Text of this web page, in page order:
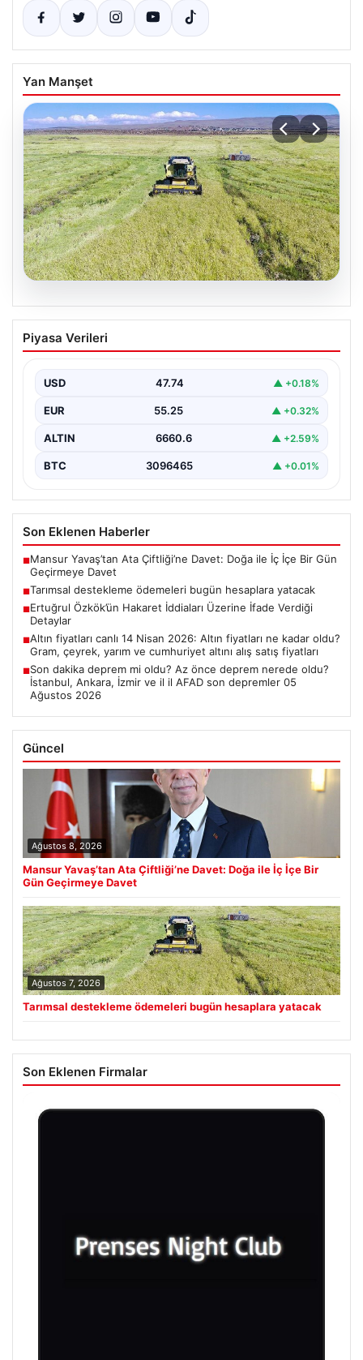
Yan Manşet
07.08.2026
Tarımsal destekleme ödemeleri bugün
hesaplara yatacak
Piyasa Verileri
USD 47.74 ▲ +0.18%
EUR 55.25 ▲ +0.32%
ALTIN 6660.6 ▲ +2.59%
BTC 3096465 ▲ +0.01%
Son Eklenen Haberler
■Mansur Yavaş’tan Ata Çiftliği’ne Davet: Doğa ile İç İçe Bir Gün
Geçirmeye Davet
■Tarımsal destekleme ödemeleri bugün hesaplara yatacak
■Ertuğrul Özkök’ün Hakaret İddiaları Üzerine İfade Verdiği
Detaylar
■Altın fiyatları canlı 14 Nisan 2026: Altın fiyatları ne kadar oldu?
Gram, çeyrek, yarım ve cumhuriyet altını alış satış fiyatları
■Son dakika deprem mi oldu? Az önce deprem nerede oldu?
İstanbul, Ankara, İzmir ve il il AFAD son depremler 05
Ağustos 2026
Güncel
Ağustos 8, 2026
Mansur Yavaş’tan Ata Çiftliği’ne Davet: Doğa ile İç İçe Bir
Gün Geçirmeye Davet
Ağustos 7, 2026
Tarımsal destekleme ödemeleri bugün hesaplara yatacak
Son Eklenen Firmalar